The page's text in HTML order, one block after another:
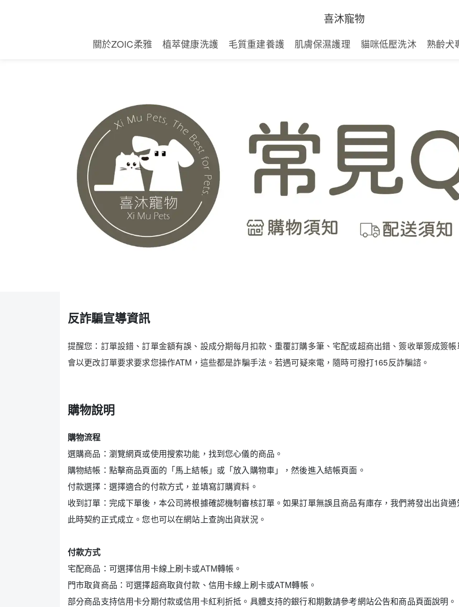
喜沐寵物
關於ZOIC柔雅 植萃健康洗護 毛質重建養護 肌膚保濕護理 貓咪低壓洗沐 熟齡犬
反詐騙宣導資訊
提醒您：訂單設錯、訂單金額有誤、設成分期每月扣款、重覆訂購多筆、宅配或超商出錯、簽收單簽成簽
會以更改訂單要求要求您操作ATM，這些都是詐騙手法。若遇可疑來電，隨時可撥打165反詐騙諮。
購物說明
購物流程
選購商品：瀏覽網頁或使用搜索功能，找到您心儀的商品。
購物結帳：點擊商品頁面的「馬上結帳」或「放入購物車」，然後進入結帳頁面。
付款選擇：選擇適合的付款方式，並填寫訂購資料。
收到訂單：完成下單後，本公司將根據確認機制審核訂單。如果訂單無誤且商品有庫存，我們將發出出貨通
此時契約正式成立。您也可以在網站上查詢出貨狀況。
付款方式
宅配商品：可選擇信用卡線上刷卡或ATM轉帳。
門市取貨商品：可選擇超商取貨付款、信用卡線上刷卡或ATM轉帳。
部分商品支持信用卡分期付款或信用卡紅利折抵。具體支持的銀行和期數請參考網站公告和商品頁面說明。